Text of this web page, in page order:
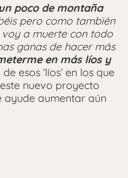
poco de montaña
pero como también
a muerte con todo
ganas de hacer más
en más líos y
esos ‘líos’ en los que
nuevo proyecto
ayude aumentar aún